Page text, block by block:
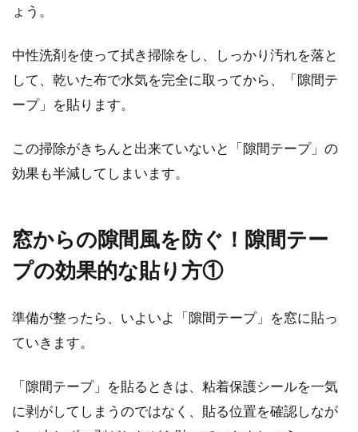
暖かく過ごしやすい季節になってくると、爽や
同棲を始めようと考えたとき、2DKであれば居
室が2つあるので、十分ゆとりある生活がイメ
ょう。
中性洗剤を使って拭き掃除をし、しっかり汚れを落と
して、乾いた布で水気を完全に取ってから、「隙間テ
ープ」を貼ります。
この掃除がきちんと出来ていないと「隙間テープ」の
効果も半減してしまいます。
窓からの隙間風を防ぐ！隙間テー
プの効果的な貼り方①
準備が整ったら、いよいよ「隙間テープ」を窓に貼っ
ていきます。
「隙間テープ」を貼るときは、粘着保護シールを一気
に剥がしてしまうのではなく、貼る位置を確認しなが